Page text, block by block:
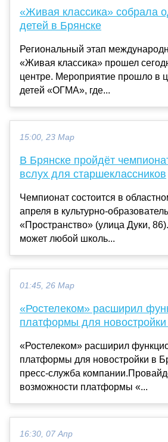
«Живая классика» собрала
детей в Брянске
Региональный этап
«Живая классика» прошел
центре. Мероприятие прошло в
детей «ОГМА», где...
15:00, 23 Мар
В Брянске пройдёт
вслух для старшеклассников
Чемпионат состоится в
апреля в культурно-
«Пространство» (улица Дуки,
может любой школь...
01:45, 26 Мар
«Ростелеком» расширил
платформы для
«Ростелеком» расширил
платформы для новостройки в
пресс-служба
возможности платформы «...
16:30, 07 Апр